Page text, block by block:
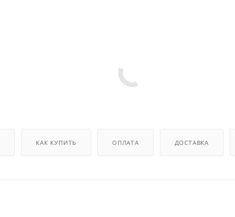
КАК КУПИТЬ ОПЛАТА ДОСТАВКА